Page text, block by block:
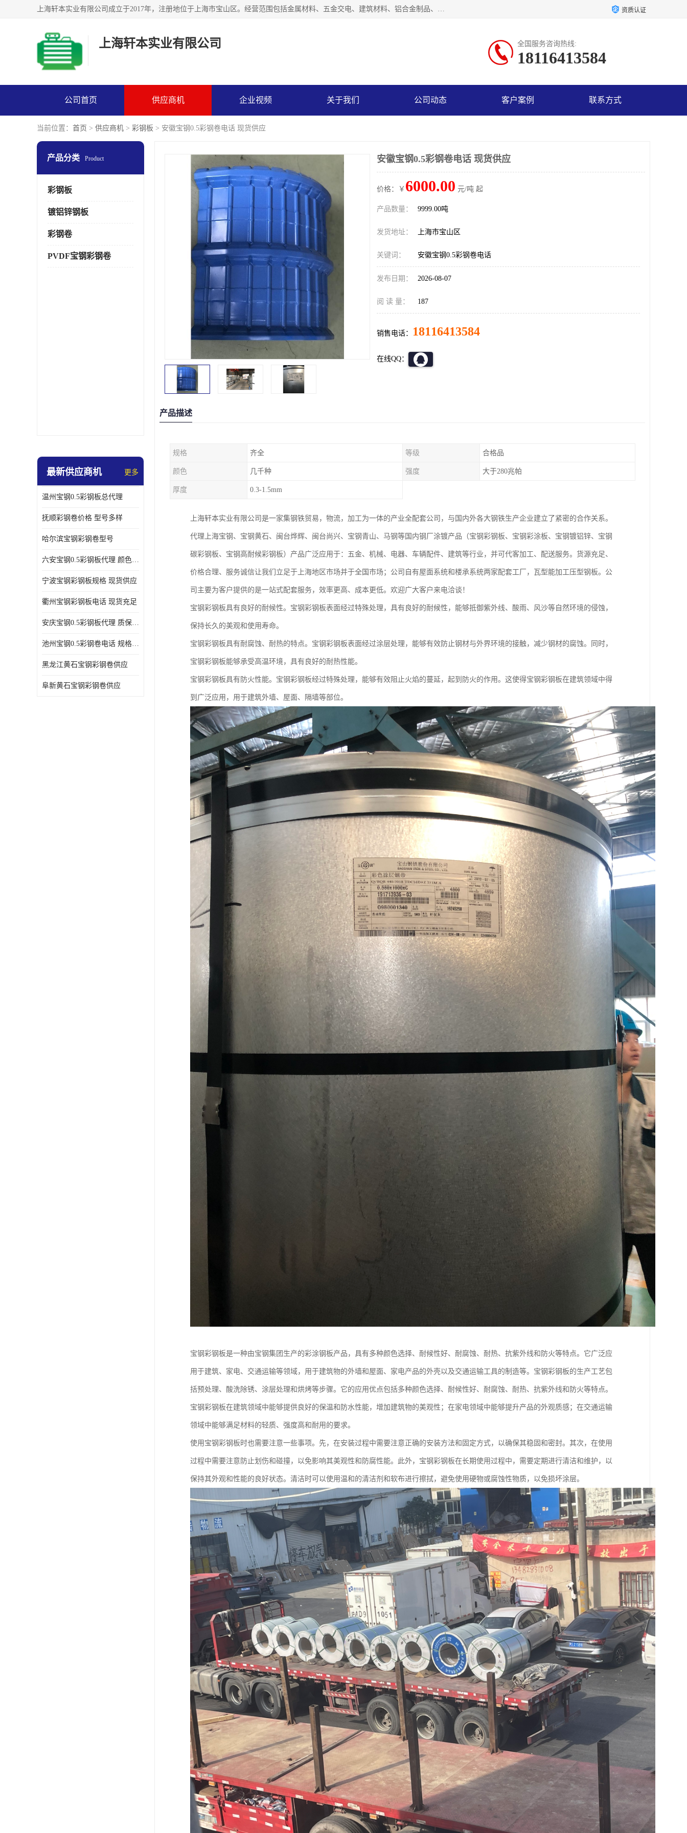
上海轩本实业有限公司成立于2017年，注册地位于上海市宝山区。经营范围包括金属材料、五金交电、建筑材料、铝合金制品、机械设备、电线电缆、装潢材料等；公司主营产品：宝钢彩钢板、宝钢彩钢卷、宝钢彩涂板、宝钢彩涂卷、宝钢高耐候彩钢板，宝钢氟碳彩钢板。是一家集钢铁贸易，物流、加工为一体的产业全配套公司。 资质认证
上海轩本实业有限公司 全国服务咨询热线:
18116413584
公司首页 供应商机 企业视频 关于我们 公司动态 客户案例 联系方式
当前位置： 首页 > 供应商机 > 彩钢板 > 安徽宝钢0.5彩钢卷电话 现货供应
产品分类 Product
彩钢板
镀铝锌钢板
彩钢卷
PVDF宝钢彩钢卷
最新供应商机 更多
温州宝钢0.5彩钢板总代理
抚顺彩钢卷价格 型号多样
哈尔滨宝钢彩钢卷型号
六安宝钢0.5彩钢板代理 颜色定制
宁波宝钢彩钢板规格 现货供应
衢州宝钢彩钢板电话 现货充足
安庆宝钢0.5彩钢板代理 质保十年起
池州宝钢0.5彩钢卷电话 规格多样
黑龙江黄石宝钢彩钢卷供应
阜新黄石宝钢彩钢卷供应
安徽宝钢0.5彩钢卷电话 现货供应
价格：￥ 6000.00 元/吨 起
产品数量： 9999.00吨
发货地址： 上海市宝山区
关键词： 安徽宝钢0.5彩钢卷电话
发布日期： 2026-08-07
阅 读 量： 187
销售电话： 18116413584
在线QQ：
产品描述
规格 齐全 等级 合格品
颜色 几千种 强度 大于280兆帕
厚度 0.3-1.5mm
上海轩本实业有限公司是一家集钢铁贸易，物流，加工为一体的产业全配套公司，与国内外各大钢铁生产企业建立了紧密的合作关系。
代理上海宝钢、宝钢黄石、闽台烨辉、闽台尚兴、宝钢青山、马钢等国内钢厂涂镀产品（宝钢彩钢板、宝钢彩涂板、宝钢镀铝锌、宝钢
碳彩钢板、宝钢高耐候彩钢板）产品广泛应用于：五金、机械、电器、车辆配件、建筑等行业，并可代客加工、配送服务。货源充足、
价格合理、服务诚信让我们立足于上海地区市场并于全国市场；公司自有屋面系统和楼承系统两家配套工厂，瓦型能加工压型钢板。公
司主要为客户提供的是一站式配套服务，效率更高、成本更低。欢迎广大客户来电洽谈！
宝钢彩钢板具有良好的耐候性。宝钢彩钢板表面经过特殊处理，具有良好的耐候性，能够抵御紫外线、酸雨、风沙等自然环境的侵蚀，
保持长久的美观和使用寿命。
宝钢彩钢板具有耐腐蚀、耐热的特点。宝钢彩钢板表面经过涂层处理，能够有效防止钢材与外界环境的接触，减少钢材的腐蚀。同时，
宝钢彩钢板能够承受高温环境，具有良好的耐热性能。
宝钢彩钢板具有防火性能。宝钢彩钢板经过特殊处理，能够有效阻止火焰的蔓延，起到防火的作用。这使得宝钢彩钢板在建筑领域中得
到广泛应用，用于建筑外墙、屋面、隔墙等部位。
宝钢彩钢板是一种由宝钢集团生产的彩涂钢板产品，具有多种颜色选择、耐候性好、耐腐蚀、耐热、抗紫外线和防火等特点。它广泛应
用于建筑、家电、交通运输等领域，用于建筑物的外墙和屋面、家电产品的外壳以及交通运输工具的制造等。宝钢彩钢板的生产工艺包
括预处理、酸洗除锈、涂层处理和烘烤等步骤。它的应用优点包括多种颜色选择、耐候性好、耐腐蚀、耐热、抗紫外线和防火等特点。
宝钢彩钢板在建筑领域中能够提供良好的保温和防水性能，增加建筑物的美观性；在家电领域中能够提升产品的外观质感；在交通运输
领域中能够满足材料的轻质、强度高和耐用的要求。
使用宝钢彩钢板时也需要注意一些事项。先，在安装过程中需要注意正确的安装方法和固定方式，以确保其稳固和密封。其次，在使用
过程中需要注意防止划伤和碰撞，以免影响其美观性和防腐性能。此外，宝钢彩钢板在长期使用过程中，需要定期进行清洁和维护，以
保持其外观和性能的良好状态。清洁时可以使用温和的清洁剂和软布进行擦拭，避免使用硬物或腐蚀性物质，以免损坏涂层。